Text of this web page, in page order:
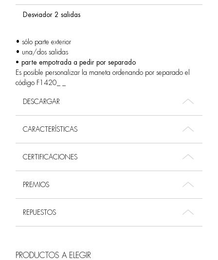
Desviador 2 salidas
• sólo parte exterior
• una/dos salidas
• parte empotrada a pedir por separado
Es posible personalizar la maneta ordenando por separado el
código F1420_ _
DESCARGAR
CARACTERÍSTICAS
CERTIFICACIONES
PREMIOS
REPUESTOS
PRODUCTOS A ELEGIR